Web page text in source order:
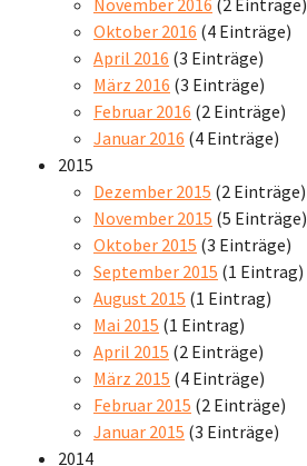
Oktober 2016 (4 Einträge)
April 2016 (3 Einträge)
März 2016 (3 Einträge)
Februar 2016 (2 Einträge)
Januar 2016 (4 Einträge)
2015
Dezember 2015 (2 Einträge)
November 2015 (5 Einträge)
Oktober 2015 (3 Einträge)
September 2015 (1 Eintrag)
August 2015 (1 Eintrag)
Mai 2015 (1 Eintrag)
April 2015 (2 Einträge)
März 2015 (4 Einträge)
Februar 2015 (2 Einträge)
Januar 2015 (3 Einträge)
2014